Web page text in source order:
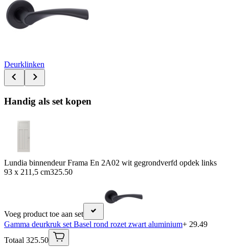
Deurklinken
Handig als set kopen
Lundia binnendeur Frama En 2A02 wit gegrondverfd opdek links
93 x 211,5 cm325.50
Voeg product toe aan set
Gamma deurkruk set Basel rond rozet zwart aluminium+ 29.49
Totaal 325.50